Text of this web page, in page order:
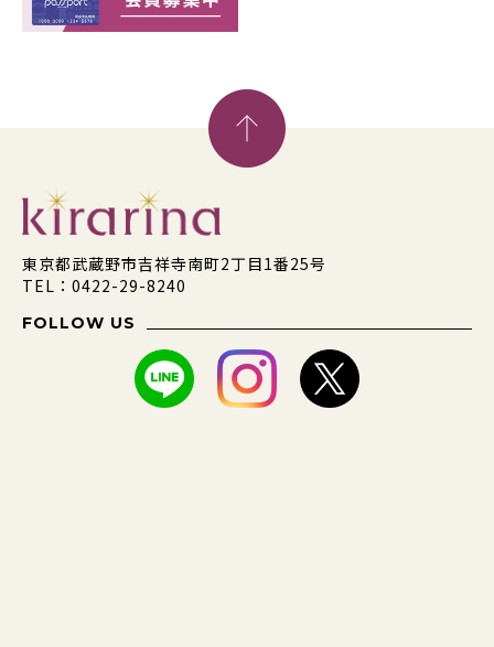
東京都武蔵野市吉祥寺南町2丁目1番25号
TEL：0422-29-8240
FOLLOW US